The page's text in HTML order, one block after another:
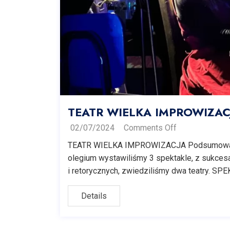
TEATR WIELKA
02/07/2024
Comments Off
TEATR WIELKA IMPROWIZACJA
olegium wystawiliśmy 3 spektakle, z
i retorycznych, zwiedziliśmy dwa teatry.
Details